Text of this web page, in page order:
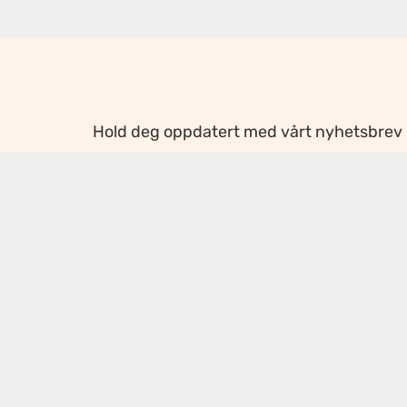
Hold deg oppdatert med vårt nyhetsbrev